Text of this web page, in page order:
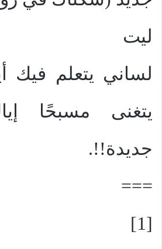
ليت
لساني يتعلم فيك
يتغنى مسبحًا
جديدة!!.
===
[1]